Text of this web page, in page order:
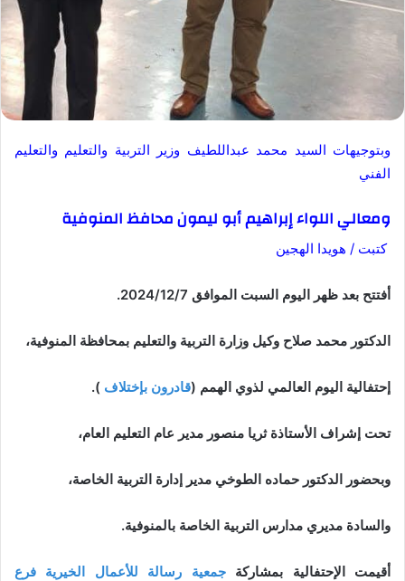
وبتوجيهات السيد محمد عبداللطيف وزير التربية والتعليم والتعليم
الفني
ومعالي اللواء إبراهيم أبو ليمون محافظ المنوفية
كتبت / هويدا الهجين
أفتتح بعد ظهر اليوم السبت الموافق 2024/12/7.
الدكتور محمد صلاح وكيل وزارة التربية والتعليم بمحافظة المنوفية،
إحتفالية اليوم العالمي لذوي الهمم (قادرون بإختلاف ).
تحت إشراف الأستاذة ثريا منصور مدير عام التعليم العام،
وبحضور الدكتور حماده الطوخي مدير إدارة التربية الخاصة،
والسادة مديري مدارس التربية الخاصة بالمنوفية.
أقيمت الإحتفالية بمشاركةجمعية رسالة للأعمال الخيرية فرع